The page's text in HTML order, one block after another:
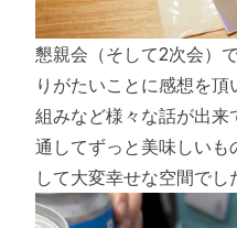
懇親会（そして2次会）
りがたいことに感想を
組みなど様々な話が出来
通してずっと美味しいも
して大変幸せな空間でし